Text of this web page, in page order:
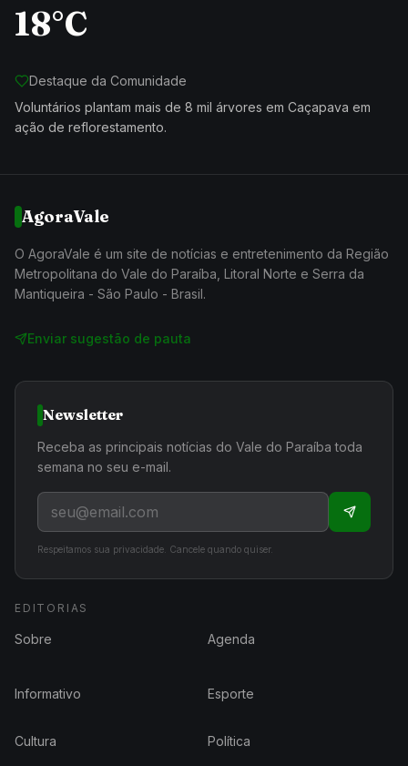
18°C
Destaque da Comunidade
Voluntários plantam mais de 8 mil árvores em Caçapava em
ação de reflorestamento.
AgoraVale
O AgoraVale é um site de notícias e entretenimento da Região
Metropolitana do Vale do Paraíba, Litoral Norte e Serra da
Mantiqueira - São Paulo - Brasil.
Enviar sugestão de pauta
Newsletter
Receba as principais notícias do Vale do Paraíba toda
semana no seu e-mail.
Respeitamos sua privacidade. Cancele quando quiser.
EDITORIAS
Sobre Agenda
Informativo Esporte
Cultura Política